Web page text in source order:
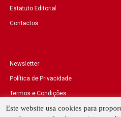
Estatuto Editorial
Contactos
Newsletter
Política de Privacidade
Termos e Condições
Este website usa cookies para